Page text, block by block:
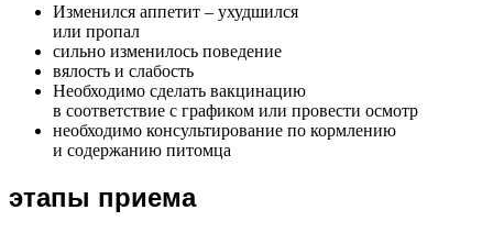
Изменился аппетит – ухудшился
или пропал
сильно изменилось поведение
вялость и слабость
Необходимо сделать вакцинацию
в соответствие с графиком или провести осмотр
необходимо консультирование по кормлению
и содержанию питомца
этапы приема